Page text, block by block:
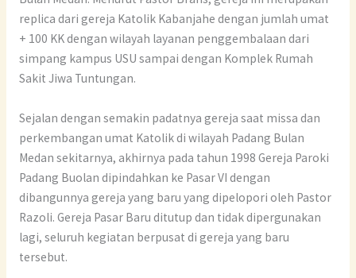
replica dari gereja Katolik Kabanjahe dengan jumlah umat
+ 100 KK dengan wilayah layanan penggembalaan dari
simpang kampus USU sampai dengan Komplek Rumah
Sakit Jiwa Tuntungan.
Sejalan dengan semakin padatnya gereja saat missa dan
perkembangan umat Katolik di wilayah Padang Bulan
Medan sekitarnya, akhirnya pada tahun 1998 Gereja Paroki
Padang Buolan dipindahkan ke Pasar VI dengan
dibangunnya gereja yang baru yang dipelopori oleh Pastor
Razoli. Gereja Pasar Baru ditutup dan tidak dipergunakan
lagi, seluruh kegiatan berpusat di gereja yang baru
tersebut.